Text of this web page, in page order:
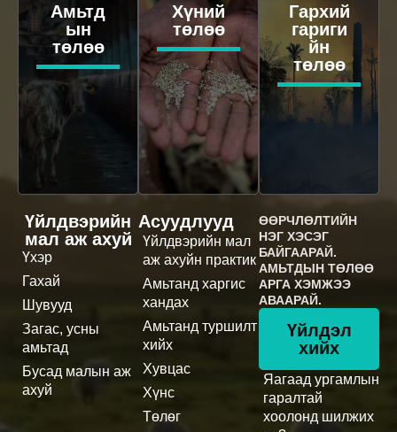
Амьтд
ын
төлөө
Хүний
төлөө
Гархий
гариги
йн
төлөө
Үйлдвэрийн
мал аж ахуй
Үхэр
Гахай
Шувууд
Загас, усны
амьтад
Бусад малын аж
ахуй
Асуудлууд
Үйлдвэрийн мал
аж ахуйн практик
Амьтанд харгис
хандах
Амьтанд туршилт
хийх
Хувцас
Хүнс
Төлөг
ӨӨРЧЛӨЛТИЙН
НЭГ ХЭСЭГ
БАЙГААРАЙ.
АМЬТДЫН ТӨЛӨӨ
АРГА ХЭМЖЭЭ
АВААРАЙ.
Үйлдэл
хийх
Яагаад ургамлын
гаралтай
хоолонд шилжих